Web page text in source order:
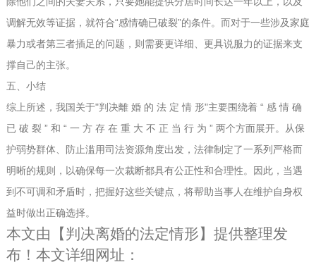
调解无效等证据，就符合“感情确已破裂”的条件。而对于一些涉及家庭
暴力或者第三者插足的问题，则需要更详细、更具说服力的证据来支
撑自己的主张。
五、小结
综上所述，我国关于"判决離 婚 的 法 定 情 形"主要围绕着 “ 感 情 确
已 破 裂 ” 和 “ 一 方 存 在 重 大 不 正 当 行 为 ” 两个方面展开。从保
护弱势群体、防止滥用司法资源角度出发，法律制定了一系列严格而
明晰的规则，以确保每一次裁断都具有公正性和合理性。因此，当遇
到不可调和矛盾时，把握好这些关键点，将帮助当事人在维护自身权
益时做出正确选择。
本文由【判决离婚的法定情形】提供整理发
布！本文详细网址：